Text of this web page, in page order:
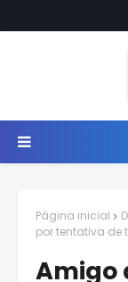
Página inicial
por tentativa de
Amigo